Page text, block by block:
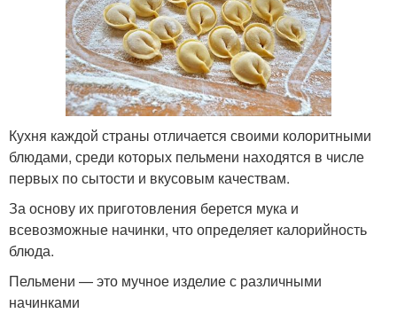
Кухня каждой страны отличается своими колоритными
блюдами, среди которых пельмени находятся в числе
первых по сытости и вкусовым качествам.
За основу их приготовления берется мука и
всевозможные начинки, что определяет калорийность
блюда.
Пельмени — это мучное изделие с различными
начинками